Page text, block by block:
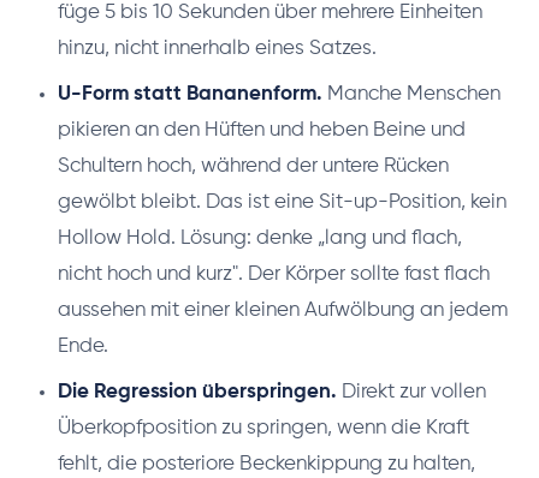
füge 5 bis 10 Sekunden über mehrere Einheiten
hinzu, nicht innerhalb eines Satzes.
U-Form statt Bananenform. Manche Menschen
pikieren an den Hüften und heben Beine und
Schultern hoch, während der untere Rücken
gewölbt bleibt. Das ist eine Sit-up-Position, kein
Hollow Hold. Lösung: denke „lang und flach,
nicht hoch und kurz". Der Körper sollte fast flach
aussehen mit einer kleinen Aufwölbung an jedem
Ende.
Die Regression überspringen. Direkt zur vollen
Überkopfposition zu springen, wenn die Kraft
fehlt, die posteriore Beckenkippung zu halten,